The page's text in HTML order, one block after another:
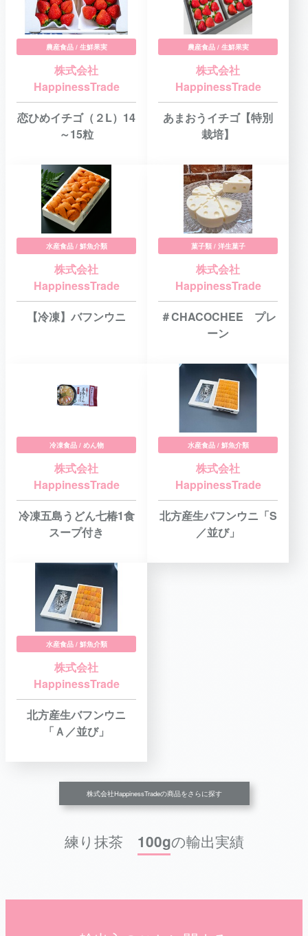
農産食品 / 生鮮果実
株式会社
HappinessTrade
恋ひめイチゴ（２L）14
～15粒
農産食品 / 生鮮果実
株式会社
HappinessTrade
あまおうイチゴ【特別
栽培】
水産食品 / 鮮魚介類
株式会社
HappinessTrade
【冷凍】バフンウニ
菓子類 / 洋生菓子
株式会社
HappinessTrade
＃CHACOCHEE プレ
ーン
冷凍食品 / めん物
株式会社
HappinessTrade
冷凍五島うどん七椿1食
スープ付き
水産食品 / 鮮魚介類
株式会社
HappinessTrade
北方産生バフンウニ「S
／並び」
水産食品 / 鮮魚介類
株式会社
HappinessTrade
北方産生バフンウニ
「Ａ／並び」
株式会社HappinessTradeの商品をさらに探す
練り抹茶 100gの輸出実績